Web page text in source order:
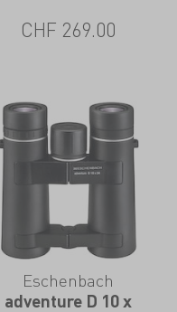
CHF 269.00
Eschenbach
adventure D 10 x